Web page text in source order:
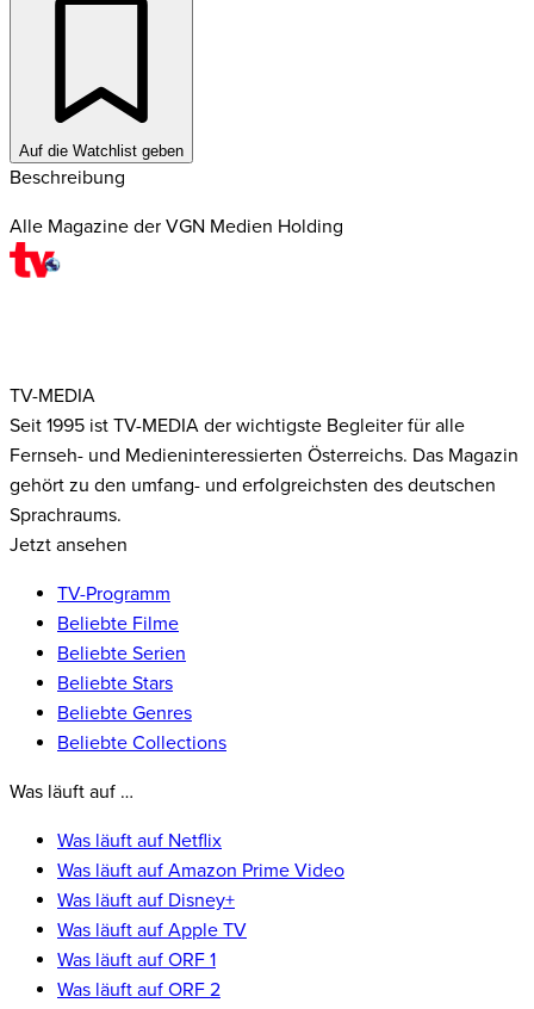
Auf die Watchlist geben
Beschreibung
Alle Magazine der VGN Medien Holding
TV-MEDIA
Seit 1995 ist TV-MEDIA der wichtigste Begleiter für alle
Fernseh- und Medieninteressierten Österreichs. Das Magazin
gehört zu den umfang- und erfolgreichsten des deutschen
Sprachraums.
Jetzt ansehen
TV-Programm
Beliebte Filme
Beliebte Serien
Beliebte Stars
Beliebte Genres
Beliebte Collections
Was läuft auf …
Was läuft auf Netflix
Was läuft auf Amazon Prime Video
Was läuft auf Disney+
Was läuft auf Apple TV
Was läuft auf ORF 1
Was läuft auf ORF 2